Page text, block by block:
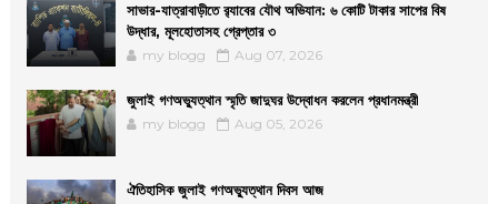
সাভার-যাত্রাবাড়ীতে র‌্যাবের যৌথ অভিযান: ৬ কোটি টাকার সাপের বিষ
উদ্ধার, মূলহোতাসহ গ্রেপ্তার ৩
my blogg Aug 07, 2026
জুলাই গণঅভ্যুত্থান স্মৃতি জাদুঘর উদ্বোধন করলেন প্রধানমন্ত্রী
my blogg Aug 05, 2026
ঐতিহাসিক জুলাই গণঅভ্যুত্থান দিবস আজ